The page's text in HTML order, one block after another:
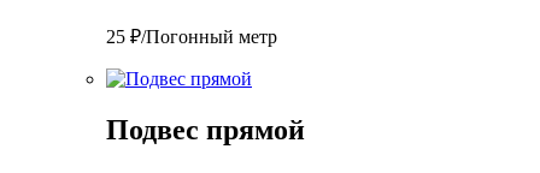
25 ₽/Погонный метр
Подвес прямой